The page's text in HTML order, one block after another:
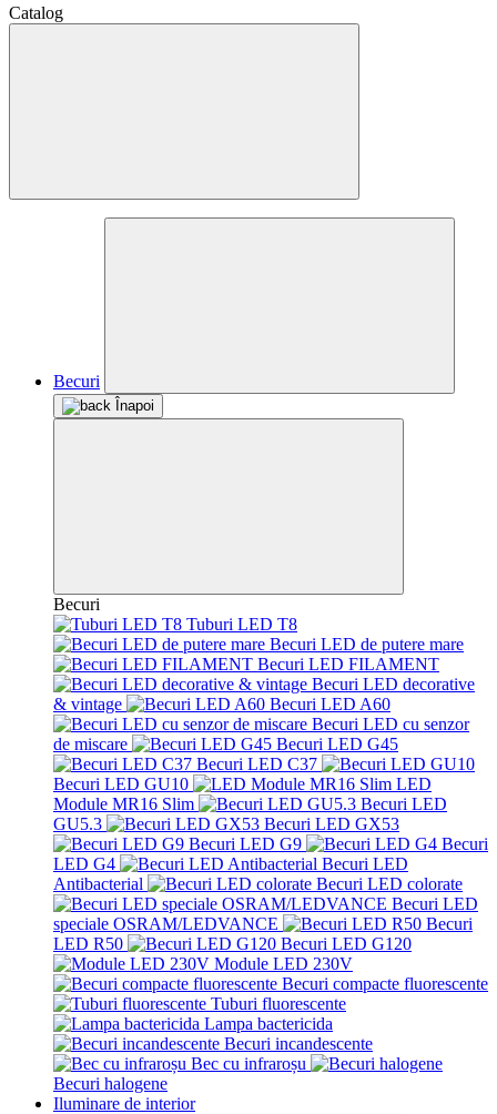
Catalog
Becuri
Înapoi
Becuri
Tuburi LED T8
Becuri LED de putere mare
Becuri LED FILAMENT
Becuri LED decorative
& vintage
Becuri LED A60
Becuri LED cu senzor
de miscare
Becuri LED G45
Becuri LED C37
Becuri LED GU10
LED
Module MR16 Slim
Becuri LED
GU5.3
Becuri LED GX53
Becuri LED G9
Becuri
LED G4
Becuri LED
Antibacterial
Becuri LED colorate
Becuri LED
speciale OSRAM/LEDVANCE
Becuri
LED R50
Becuri LED G120
Module LED 230V
Becuri compacte fluorescente
Tuburi fluorescente
Lampa bactericida
Becuri incandescente
Bec cu infraroșu
Becuri halogene
Iluminare de interior